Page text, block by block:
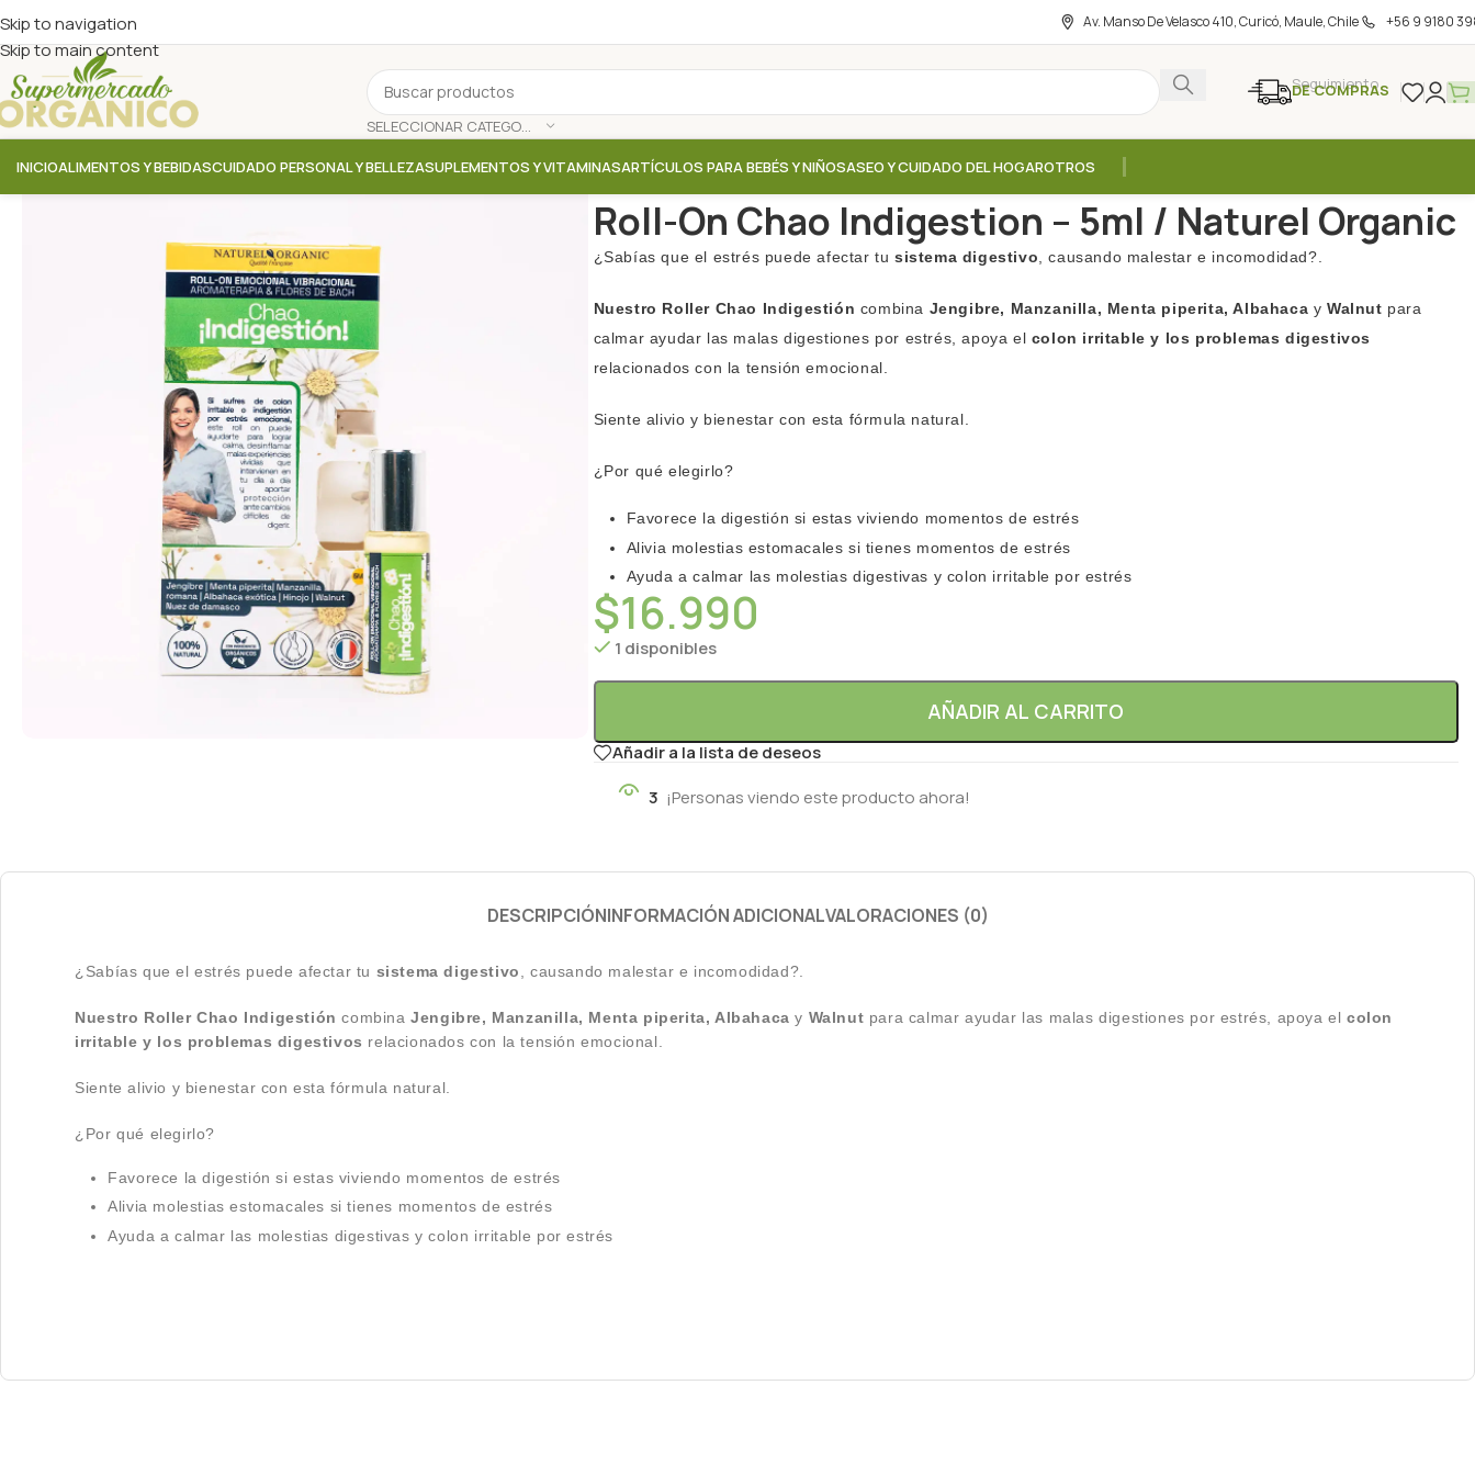
Skip to navigation
Skip to main content
Av. Manso De Velasco 410, Curicó, Maule, Chile +56 9 9180
SELECCIONAR CATEGORÍA
Seguimiento
DE COMPRAS
INICIOALIMENTOS Y BEBIDASCUIDADO PERSONAL Y BELLEZASUPLEMENTOS Y VITAMINASARTÍCULOS PARA BEBÉS Y NIÑOSASEO Y CUIDADO DEL HOGAROTROS
Roll-On Chao Indigestion – 5ml / Naturel Organic
¿Sabías que el estrés puede afectar tu sistema digestivo , causando malestar e incomodidad?.
Nuestro Roller Chao Indigestión combina Jengibre, Manzanilla, Menta piperita, Albahaca yWalnut para
calmar ayudar las malas digestiones por estrés, apoya el colon irritable y los problemas digestivos
relacionados con la tensión emocional.
Siente alivio y bienestar con esta fórmula natural.
¿Por qué elegirlo?
Favorece la digestión si estas viviendo momentos de estrés
Alivia molestias estomacales si tienes momentos de estrés
Ayuda a calmar las molestias digestivas y colon irritable por estrés
$16.990
1 disponibles
AÑADIR AL CARRITO
Añadir a la lista de deseos
3 ¡Personas viendo este producto ahora!
DESCRIPCIÓNINFORMACIÓN ADICIONALVALORACIONES (0)
¿Sabías que el estrés puede afectar tu sistema digestivo , causando malestar e incomodidad?.
Nuestro Roller Chao Indigestión combinaJengibre, Manzanilla, Menta piperita, Albahaca y Walnut para calmar ayudar las malas digestiones por estrés, apoya elcolon
irritable y los problemas digestivos relacionados con la tensión emocional.
Siente alivio y bienestar con esta fórmula natural.
¿Por qué elegirlo?
Favorece la digestión si estas viviendo momentos de estrés
Alivia molestias estomacales si tienes momentos de estrés
Ayuda a calmar las molestias digestivas y colon irritable por estrés